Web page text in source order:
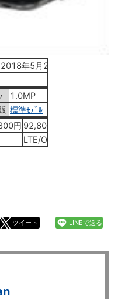
2018年5月23日
1.0MP
標準ﾓﾃﾞﾙ
円 92,800円
LTE/Office
ツイート LINEで送る